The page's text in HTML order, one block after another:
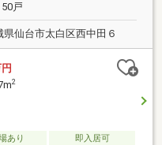
戸
県仙台市太白区西中田６
2
あり 即入居可